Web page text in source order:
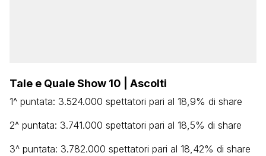
Tale e Quale Show 10 | Ascolti
1^ puntata: 3.524.000 spettatori pari al 18,9% di share
2^ puntata: 3.741.000 spettatori pari al 18,5% di share
3^ puntata: 3.782.000 spettatori pari al 18,42% di share